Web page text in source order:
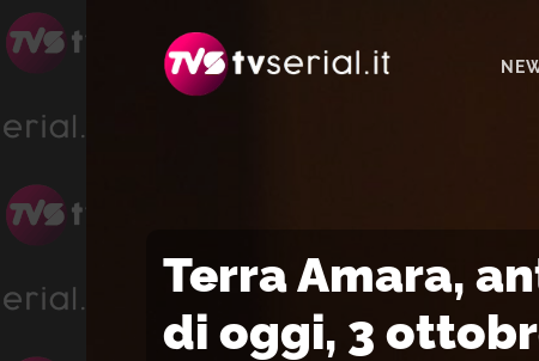
navigazione
contenuto
Terra Amara,
di oggi, 3